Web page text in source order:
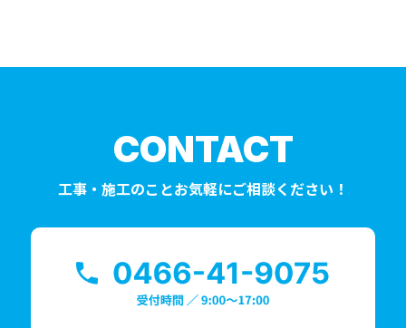
CONTACT
工事・施工のことお気軽にご相談ください！